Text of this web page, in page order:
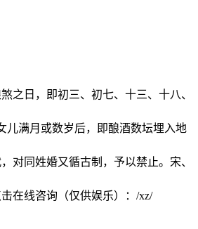
之日，即初三、初七、十三、十八、
儿满月或数岁后，即酿酒数坛埋入地
对同姓婚又循古制，予以禁止。宋、
在线咨询（仅供娱乐）：/xz/